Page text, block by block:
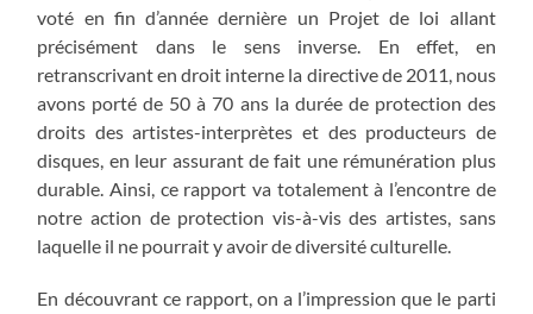
voté en fin d’année dernière un Projet de loi allant
précisément dans le sens inverse. En effet, en
retranscrivant en droit interne la directive de 2011, nous
avons porté de 50 à 70 ans la durée de protection des
droits des artistes-interprètes et des producteurs de
disques, en leur assurant de fait une rémunération plus
durable. Ainsi, ce rapport va totalement à l’encontre de
notre action de protection vis-à-vis des artistes, sans
laquelle il ne pourrait y avoir de diversité culturelle.
En découvrant ce rapport, on a l’impression que le parti